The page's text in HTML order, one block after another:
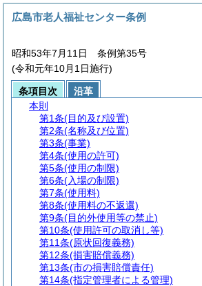
広島市老人福祉センター条例
昭和53年7月11日 条例第35号
(令和元年10月1日施行)
条項目次
沿革
本則
第1条(目的及び設置)
第2条(名称及び位置)
第3条(事業)
第4条(使用の許可)
第5条(使用の制限)
第6条(入場の制限)
第7条(使用料)
第8条(使用料の不返還)
第9条(目的外使用等の禁止)
第10条(使用許可の取消し等)
第11条(原状回復義務)
第12条(損害賠償義務)
第13条(市の損害賠償責任)
第14条(指定管理者による管理)